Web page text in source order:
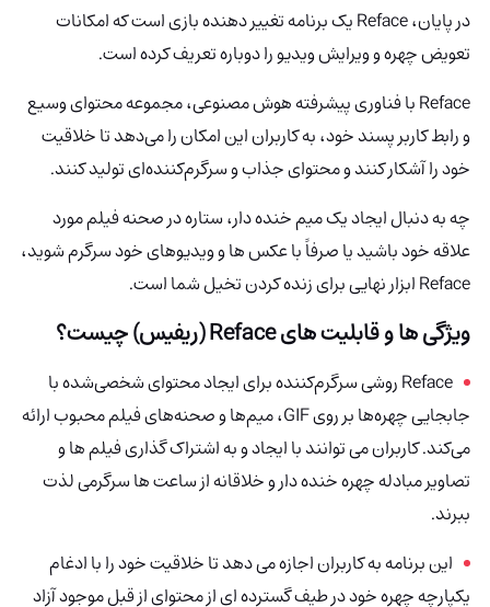
در پایان، Reface یک برنامه تغییر دهنده بازی است که امکانات
تعویض چهره و ویرایش ویدیو را دوباره تعریف کرده است.
Reface با فناوری پیشرفته هوش مصنوعی، مجموعه محتوای وسیع
و رابط کاربر پسند خود، به کاربران این امکان را می‌دهد تا خلاقیت
خود را آشکار کنند و محتوای جذاب و سرگرم‌کننده‌ای تولید کنند.
چه به دنبال ایجاد یک میم خنده دار، ستاره در صحنه فیلم مورد
علاقه خود باشید یا صرفاً با عکس ها و ویدیوهای خود سرگرم شوید،
Reface ابزار نهایی برای زنده کردن تخیل شما است.
ویژگی ها و قابلیت های Reface (ریفیس) چیست؟
Reface روشی سرگرم‌کننده برای ایجاد محتوای شخصی‌شده با
جابجایی چهره‌ها بر روی GIF، میم‌ها و صحنه‌های فیلم محبوب ارائه
می‌کند. کاربران می توانند با ایجاد و به اشتراک گذاری فیلم ها و
تصاویر مبادله چهره خنده دار و خلاقانه از ساعت ها سرگرمی لذت
ببرند.
این برنامه به کاربران اجازه می دهد تا خلاقیت خود را با ادغام
یکپارچه چهره خود در طیف گسترده ای از محتوای از قبل موجود آزاد